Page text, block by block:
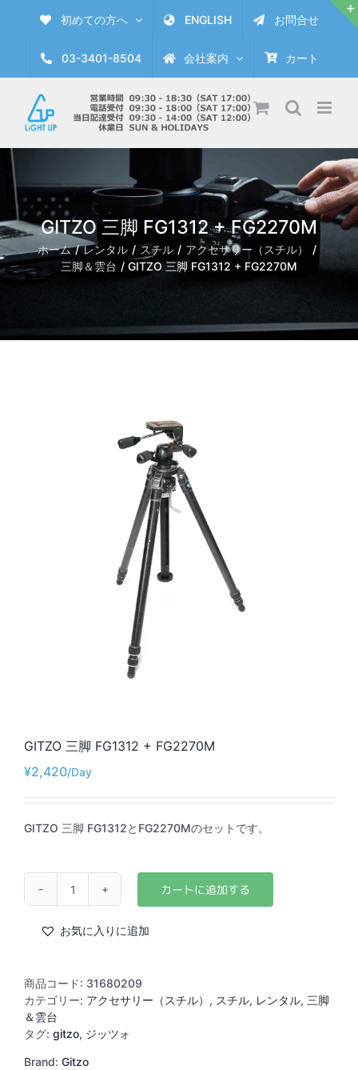
初めての方へ ENGLISH お問合せ
03-3401-8504 会社案内 カート
GITZO 三脚 FG1312 + FG2270M
ホーム レンタル スチル
アクセサリー（スチル）
三脚＆雲台
GITZO 三脚 FG1312 + FG2270M
GITZO 三脚 FG1312 + FG2270M
¥2,420
GITZO 三脚 FG1312とFG2270Mのセットです。
GITZO
脚
FG2270M
個
お気に入りに追加
商品コード: 31680209
カテゴリー: アクセサリー（スチル） , スチル, レンタル, 三脚
＆雲台
タグ: gitzo, ジッツォ
Brand: Gitzo